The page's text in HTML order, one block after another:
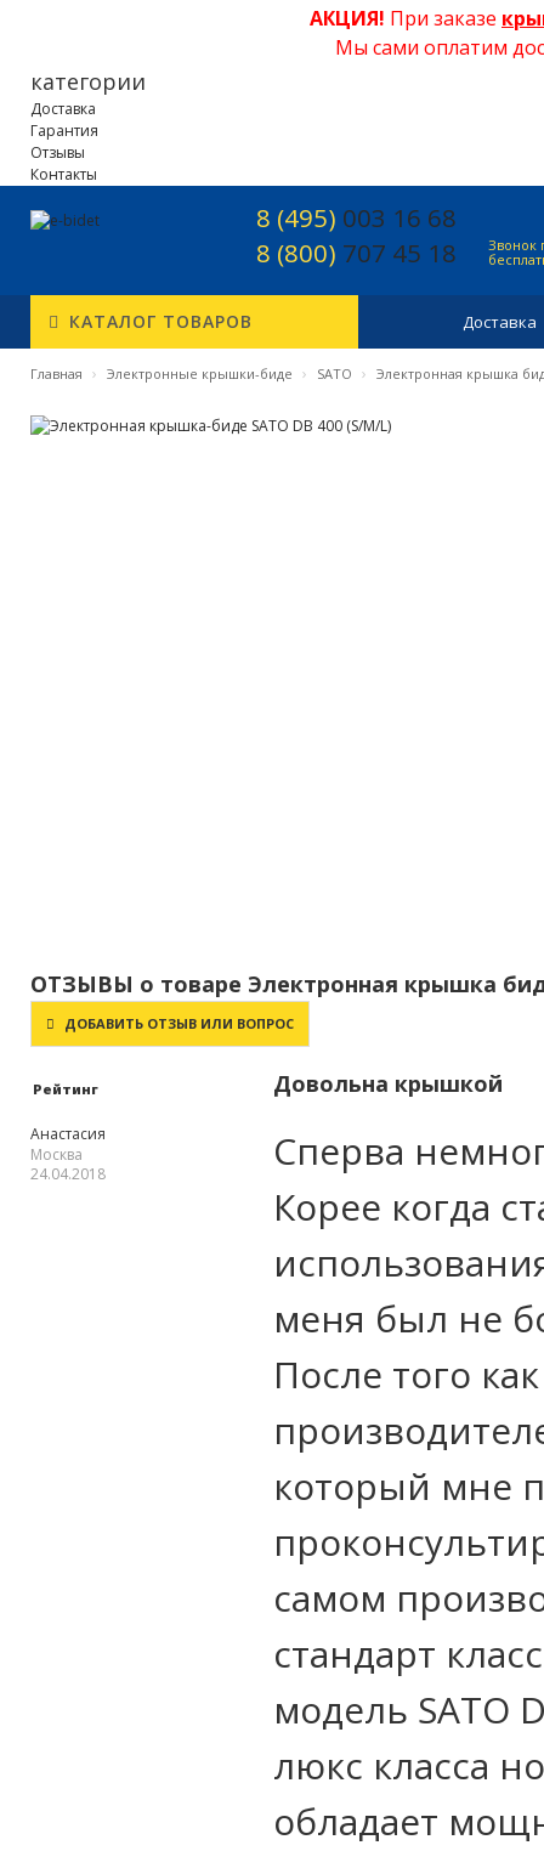
АКЦИЯ! При заказе
Мы сами оплатим
категории
Доставка
Гарантия
Отзывы
Контакты
8 (495) 003 16 68
8 (800) 707 45 18
Звонок
КАТАЛОГ ТОВАРОВ Доставка
Главная › Электронные крышки-биде › SATO › Электронная крышка
ОТЗЫВЫ о товаре Электронная крышка
ДОБАВИТЬ ОТЗЫВ ИЛИ ВОПРОС
Рейтинг Довольна крышкой
Анастасия
Москва
24.04.2018
Сперва
Корее когда
меня был не
После того
который мне
самом
стандарт
модель SATO
люкс класса
обладает